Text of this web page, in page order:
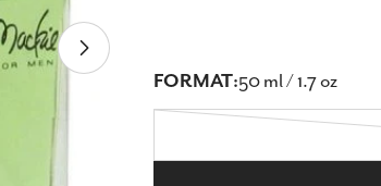
FORMAT:50 ml / 1.7 oz